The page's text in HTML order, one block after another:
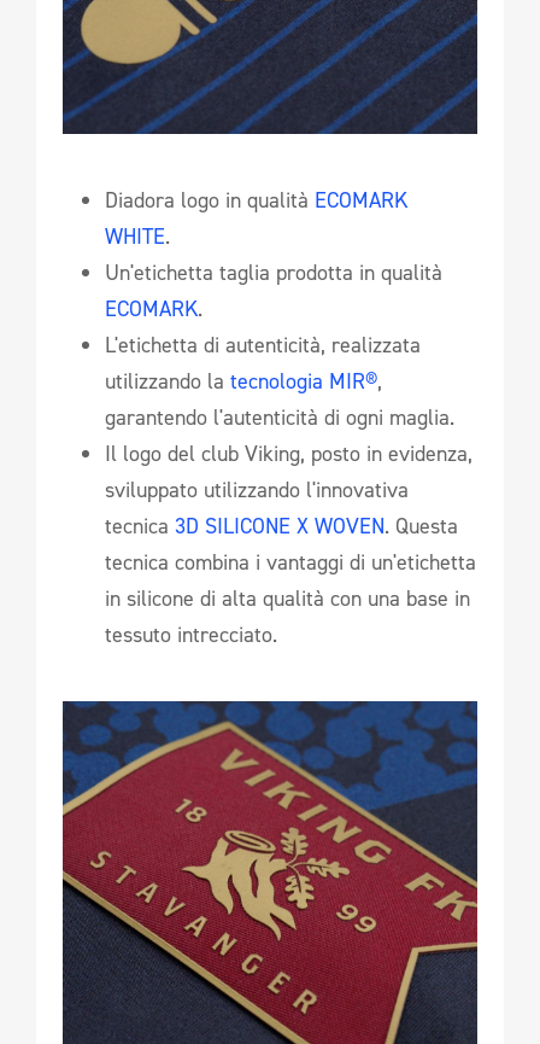
Diadora logo in qualità ECOMARK
WHITE.
Un'etichetta taglia prodotta in qualità
ECOMARK.
L'etichetta di autenticità, realizzata
utilizzando la tecnologia MIR®,
garantendo l'autenticità di ogni maglia.
Il logo del club Viking, posto in evidenza,
sviluppato utilizzando l'innovativa
tecnica 3D SILICONE X WOVEN. Questa
tecnica combina i vantaggi di un'etichetta
in silicone di alta qualità con una base in
tessuto intrecciato.